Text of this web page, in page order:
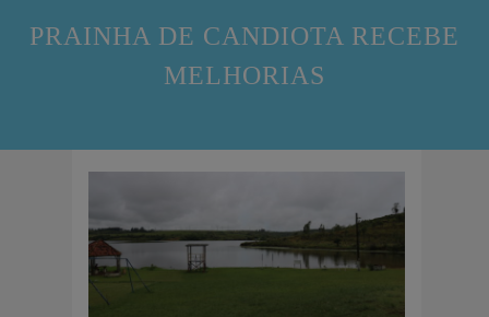
PRAINHA DE CANDIOTA RECEBE
MELHORIAS